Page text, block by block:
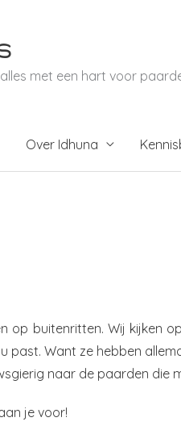
met een hart voor
Over Idhuna
op buitenritten. Wij kijken
Want ze hebben
naar de paarden die
je voor!